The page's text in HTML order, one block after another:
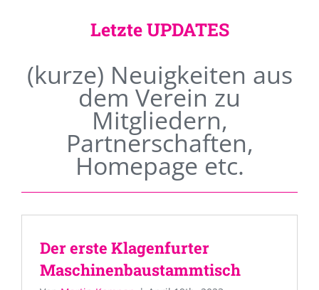
Letzte UPDATES
(kurze) Neuigkeiten aus
dem Verein zu
Mitgliedern,
Partnerschaften,
Homepage etc.
Der erste Klagenfurter
Maschinenbaustammtisch